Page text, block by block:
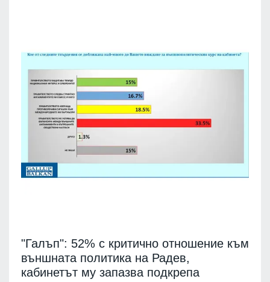
"Галъп": 52% с критично отношение към
външната политика на Радев,
кабинетът му запазва подкрепа